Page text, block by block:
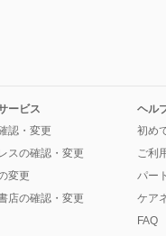
ービス
認・変更
スの確認・変更
変更
店の確認・変更
ヘル
初め
ご利
パー
ケア
FAQ